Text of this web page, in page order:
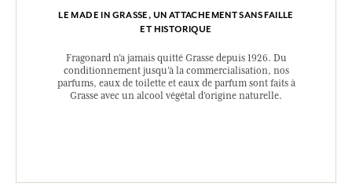
LE MADE IN GRASSE, UN ATTACHEMENT SANS FAILLE
ET HISTORIQUE
Fragonard n’a jamais quitté Grasse depuis 1926. Du
conditionnement jusqu’à la commercialisation, nos
parfums, eaux de toilette et eaux de parfum sont faits à
Grasse avec un alcool végétal d’origine naturelle.